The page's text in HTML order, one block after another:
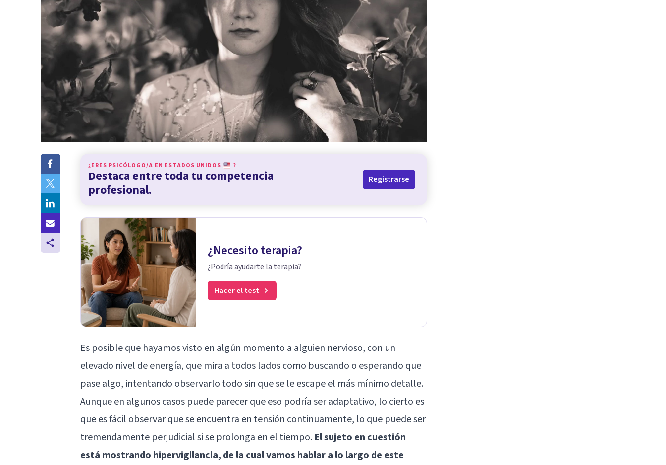
¿ERES PSICÓLOGO/A EN ESTADOS UNIDOS ?
Destaca entre toda tu competencia
profesional.
Registrarse
¿Necesito terapia?
¿Podría ayudarte la terapia?
Hacer el test
Es posible que hayamos visto en algún momento a alguien nervioso, con un
elevado nivel de energía, que mira a todos lados como buscando o esperando que
pase algo, intentando observarlo todo sin que se le escape el más mínimo detalle.
Aunque en algunos casos puede parecer que eso podría ser adaptativo, lo cierto es
que es fácil observar que se encuentra en tensión continuamente, lo que puede ser
tremendamente perjudicial si se prolonga en el tiempo. El sujeto en cuestión
está mostrando hipervigilancia, de la cual vamos hablar a lo largo de este